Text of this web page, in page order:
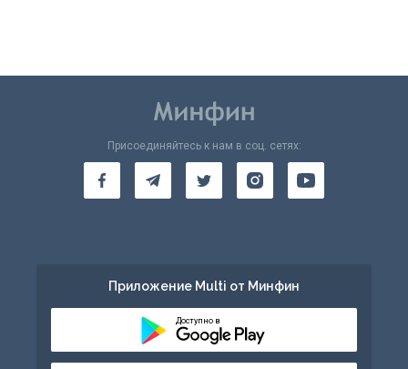
Присоединяйтесь к нам в соц. сетях:
Приложение Multi от Минфин
Доступно в